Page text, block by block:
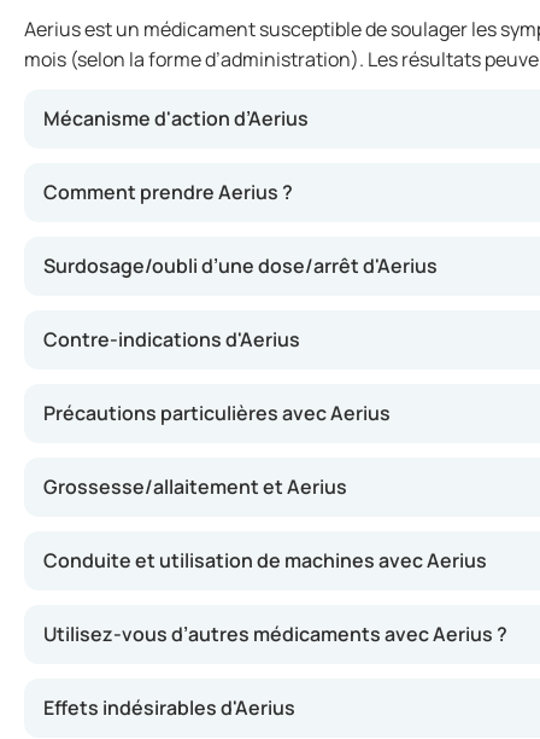
Aerius est un médicament susceptible de soulager les
mois (selon la forme d’administration). Les résultats
Mécanisme d'action d’Aerius
Comment prendre Aerius ?
Surdosage/oubli d’une dose/arrêt d'Aerius
Contre-indications d'Aerius
Précautions particulières avec Aerius
Grossesse/allaitement et Aerius
Conduite et utilisation de machines avec Aerius
Utilisez-vous d’autres médicaments avec Aerius ?
Effets indésirables d'Aerius